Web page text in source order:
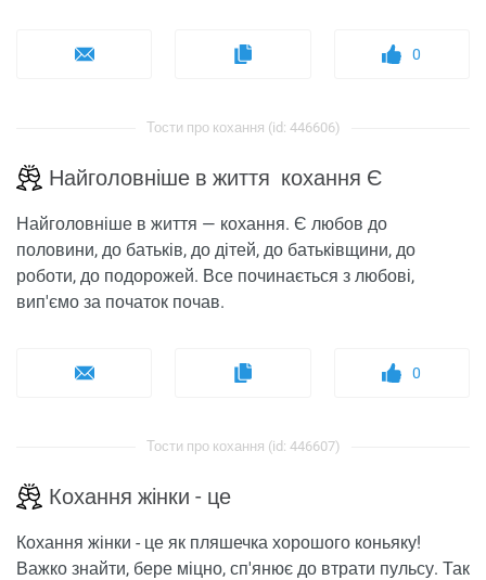
0
Тости про кохання (id: 446606)
Найголовніше в життя кохання Є
Найголовніше в життя — кохання. Є любов до
половини, до батьків, до дітей, до батьківщини, до
роботи, до подорожей. Все починається з любові,
вип'ємо за початок почав.
0
Тости про кохання (id: 446607)
Кохання жінки - це
Кохання жінки - це як пляшечка хорошого коньяку!
Важко знайти, бере міцно, сп'янює до втрати пульсу. Так